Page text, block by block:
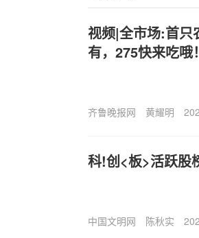
视频|全市场:首只
有，275快来吃哦！
齐鲁晚报网 黄耀明
科!创<板>活跃股
中国文明网 陈秋实